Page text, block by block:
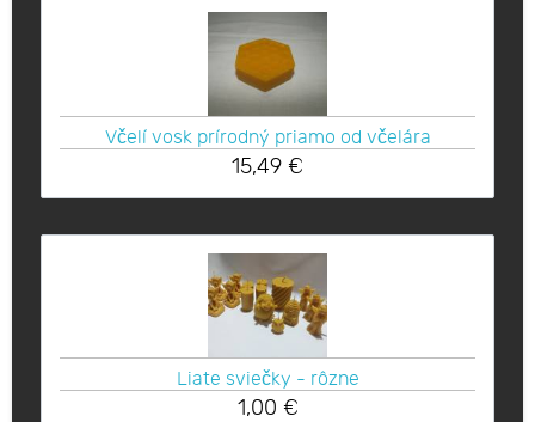
Včelí vosk prírodný priamo od včelára
15,49 €
Liate sviečky - rôzne
1,00 €